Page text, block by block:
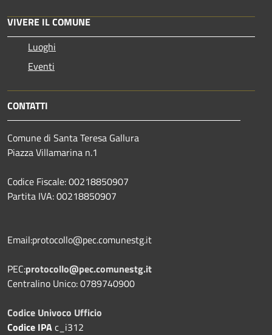
VIVERE IL COMUNE
Luoghi
Eventi
CONTATTI
Comune di Santa Teresa Gallura
Piazza Villamarina n.1
Codice Fiscale: 00218850907
Partita IVA: 00218850907
Email:protocollo@pec.comunestg.it
PEC:protocollo@pec.comunestg.it
Centralino Unico: 0789740900
Codice Univoco Ufficio
Codice IPAc_i312